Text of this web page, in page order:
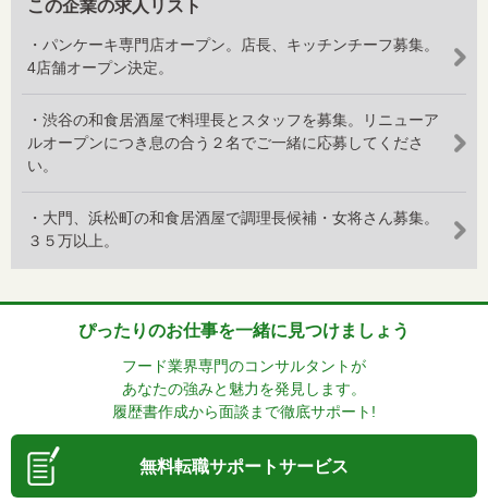
この企業の求人リスト
・パンケーキ専門店オープン。店長、キッチンチーフ募集。
4店舗オープン決定。
・渋谷の和食居酒屋で料理長とスタッフを募集。リニューア
ルオープンにつき息の合う２名でご一緒に応募してくださ
い。
・大門、浜松町の和食居酒屋で調理長候補・女将さん募集。
３５万以上。
ぴったりのお仕事を一緒に見つけましょう
フード業界専門のコンサルタントが
あなたの強みと魅力を発見します。
履歴書作成から面談まで徹底サポート!
無料転職サポートサービス